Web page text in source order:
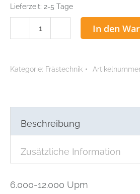
Lieferzeit: 2-5 Tage
Ø
Menge
In den
Kategorie: Frästechnik
Beschreibung
Zusätzliche Information
6.000-12.000 Upm